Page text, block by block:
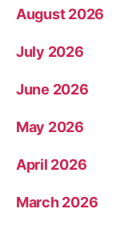
August 2026
July 2026
June 2026
May 2026
April 2026
March 2026